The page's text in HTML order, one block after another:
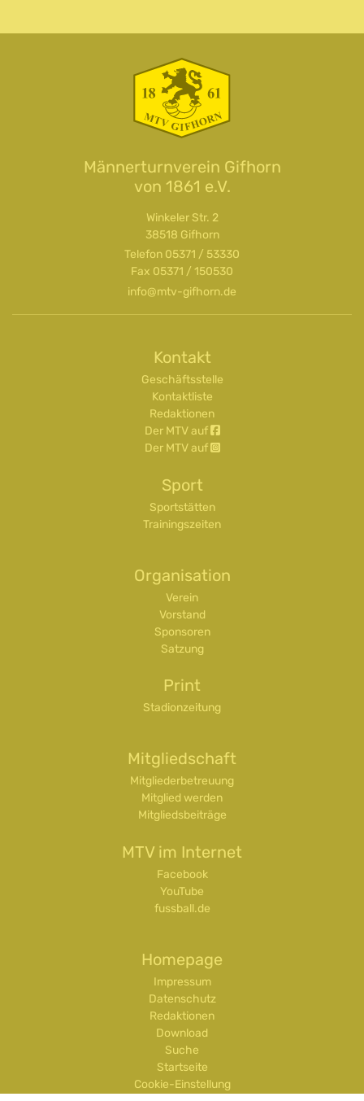
Männerturnverein Gifhorn
von 1861 e.V.
Winkeler Str. 2
38518 Gifhorn
Telefon 05371 / 53330
Fax 05371 / 150530
info@mtv-gifhorn.de
Kontakt
Geschäftsstelle
Kontaktliste
Redaktionen
Der MTV auf
Der MTV auf
Sport
Sportstätten
Trainingszeiten
Organisation
Verein
Vorstand
Sponsoren
Satzung
Print
Stadionzeitung
Mitgliedschaft
Mitgliederbetreuung
Mitglied werden
Mitgliedsbeiträge
MTV im Internet
Facebook
YouTube
fussball.de
Homepage
Impressum
Datenschutz
Redaktionen
Download
Suche
Startseite
Cookie-Einstellung